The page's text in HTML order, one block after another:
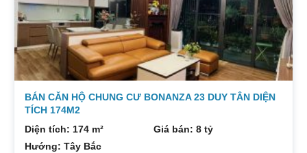
BÁN CĂN HỘ CHUNG CƯ BONANZA 23 DUY TÂN DIỆN
TÍCH 174M2
Diện tích: 174 m²
Giá bán: 8 tỷ
Hướng: Tây Bắc